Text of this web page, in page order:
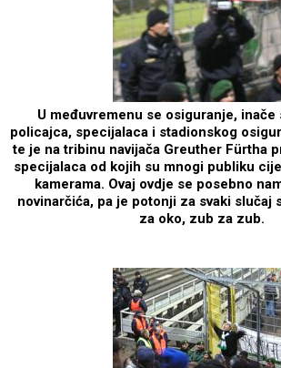
U međuvremenu se osiguranje, inače
policajca, specijalaca i stadionskog
te je na tribinu navijača Greuther Fürtha
specijalaca od kojih su mnogi publiku
kamerama. Ovaj ovdje se posebno
novinarčića, pa je potonji za svaki slučaj
za oko, zub za zub.